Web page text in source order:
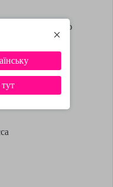
×
Бандажи на колено